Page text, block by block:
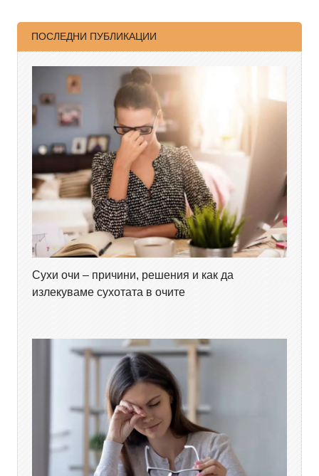
ПОСЛЕДНИ ПУБЛИКАЦИИ
Сухи очи – причини, решения и как да
излекуваме сухотата в очите